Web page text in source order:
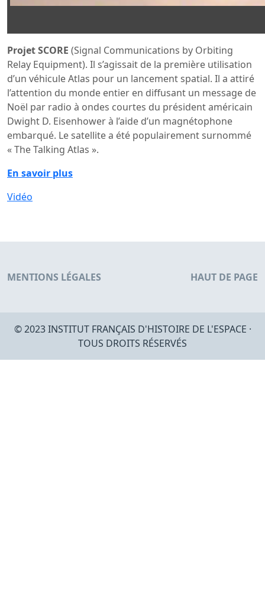
Projet SCORE (Signal Communications by Orbiting
Relay Equipment). Il s’agissait de la première utilisation
d’un véhicule Atlas pour un lancement spatial. Il a attiré
l’attention du monde entier en diffusant un message de
Noël par radio à ondes courtes du président américain
Dwight D. Eisenhower à l’aide d’un magnétophone
embarqué. Le satellite a été populairement surnommé
« The Talking Atlas ».
En savoir plus
Vidéo
HAUT DE PAGE
MENTIONS LÉGALES
© 2023 INSTITUT FRANÇAIS D'HISTOIRE DE L'ESPACE ·
TOUS DROITS RÉSERVÉS